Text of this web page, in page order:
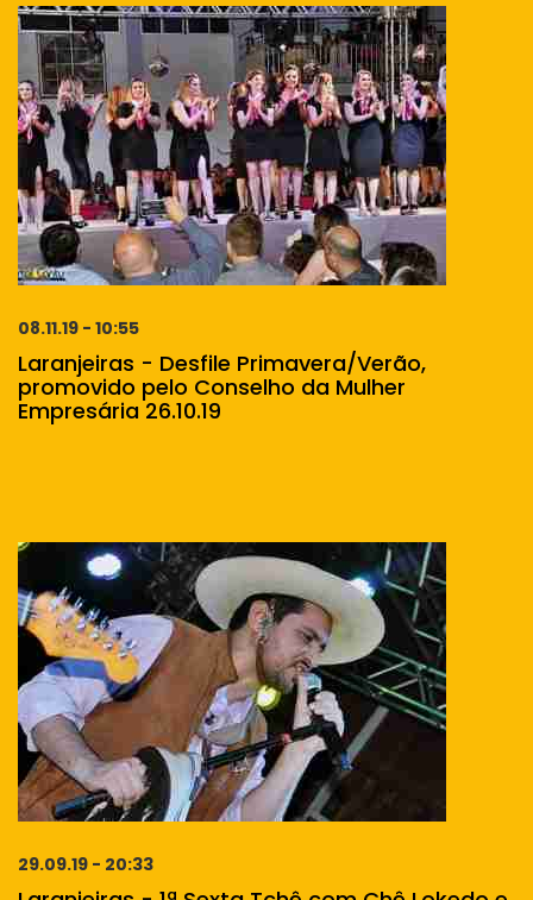
08.11.19 - 10:55
Laranjeiras - Desfile Primavera/Verão,
promovido pelo Conselho da Mulher
Empresária 26.10.19
29.09.19 - 20:33